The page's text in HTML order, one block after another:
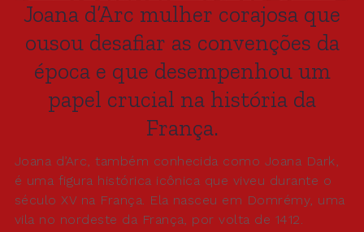
Joana d’Arc mulher corajosa que
ousou desafiar as convenções da
época e que desempenhou um
papel crucial na história da
França.
Joana d’Arc, também conhecida como Joana Dark,
é uma figura histórica icônica que viveu durante o
século XV na França. Ela nasceu em Domrémy, uma
vila no nordeste da França, por volta de 1412.